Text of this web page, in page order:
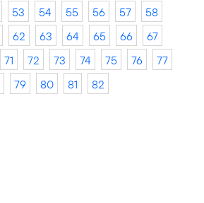
53 54 55 56 57
58
62 63 64 65 66
67
71 72 73 74 75 76
77
79 80 81 82